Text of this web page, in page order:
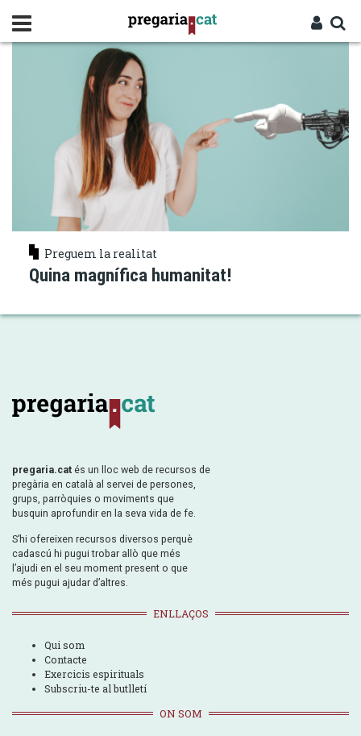
contingut
REFLEXIONAR
Preguem la realitat
Quina magnífica humanitat!
pregaria.cat és un lloc web de recursos de
pregària en català al servei de persones,
grups, parròquies o moviments que
busquin aprofundir en la seva vida de fe.
S’hi ofereixen recursos diversos perquè
cadascú hi pugui trobar allò que més
l’ajudi en el seu moment present o que
més pugui ajudar d’altres.
ENLLAÇOS
Qui som
Contacte
Exercicis espirituals
Subscriu-te al butlletí
ON SOM